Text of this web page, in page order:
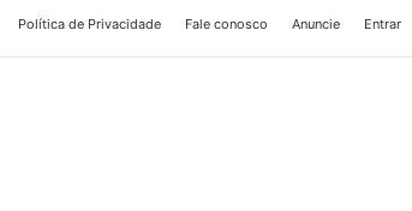
Política de Privacidade Fale conosco Anuncie Entrar